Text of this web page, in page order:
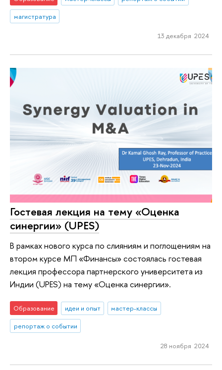
магистратура
13 декабря 2024
Гостевая лекция на тему «Оценка
синергии» (UPES)
В рамках нового курса по слияниям и поглощениям на
втором курсе МП «Финансы» состоялась гостевая
лекция профессора партнерского университета из
Индии (UPES) на тему «Оценка синергии».
Образование идеи и опыт
мастер-классы
репортаж о событии
28 ноября 2024